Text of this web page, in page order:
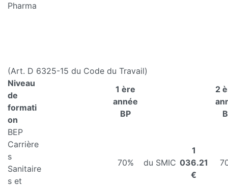
Pharma
(Art. D 6325-15 du Code du Travail)
Niveau
de
formati
on
1 ère
année
BP
2
BEP
Carrière
s
Sanitaire
s et
70% du SMIC
1
036.21
€